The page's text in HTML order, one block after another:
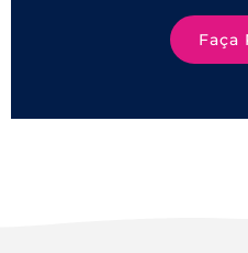
Faça